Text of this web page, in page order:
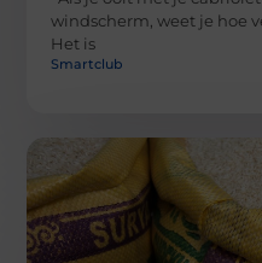
windscherm, weet je hoe
Het is
Smartclub